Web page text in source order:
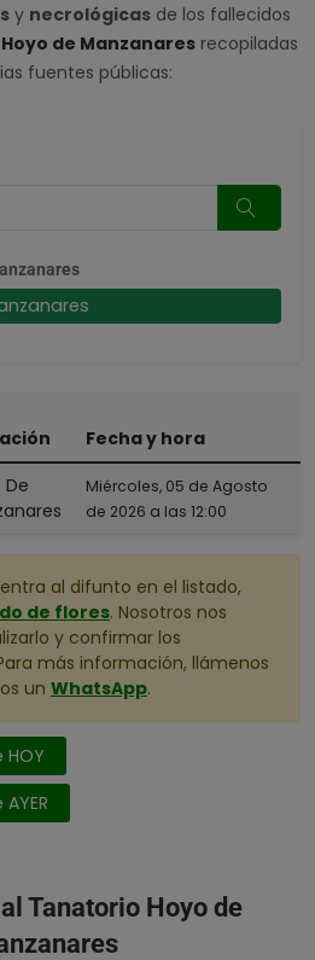
y necrológicas de los fallecidos
de Manzanaresrecopiladas
fuentes públicas:
Fecha y hora
De
Miércoles, 05 de Agosto
de 2026 a las 12:00
al difunto en el listado,
de flores. Nosotros nos
y confirmar los
más información, llámenos
un WhatsApp.
Tanatorio Hoyo de